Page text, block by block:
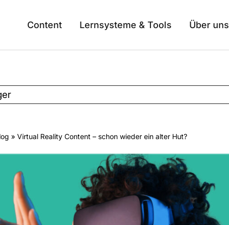
Content Lernsysteme & Tools Über uns
» Virtual Reality Content – schon wieder ein alter Hut?